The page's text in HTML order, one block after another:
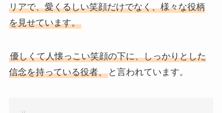
リアで、愛くるしい笑顔だけでなく、様々な役柄
を見せています。
優しくて人懐っこい笑顔の下に、しっかりとした
信念を持っている役者、と言われています。